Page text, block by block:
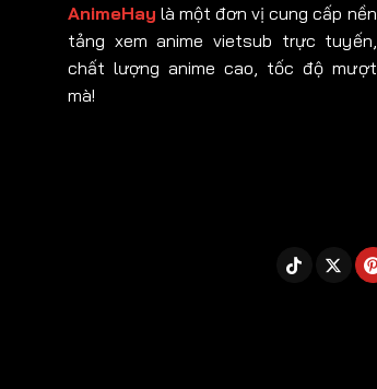
AnimeHay là một đơn vị cung cấp nền
tảng xem anime vietsub trực tuyến,
chất lượng anime cao, tốc độ mượt
mà!